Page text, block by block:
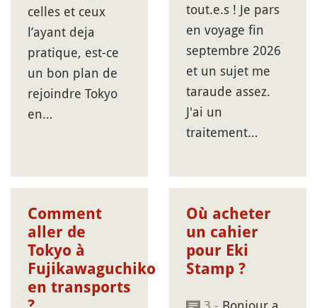
celles et ceux
l’ayant deja
pratique, est-ce
un bon plan de
rejoindre Tokyo
en…
tout.e.s ! Je pars
en voyage fin
septembre 2026
et un sujet me
taraude assez.
J'ai un
traitement…
Comment
aller de
Tokyo à
Fujikawaguchiko
en transports
Où acheter
un cahier
pour Eki
Stamp ?